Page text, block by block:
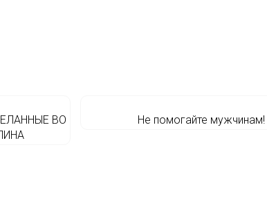
ВО
Не помогайте мужчинам!